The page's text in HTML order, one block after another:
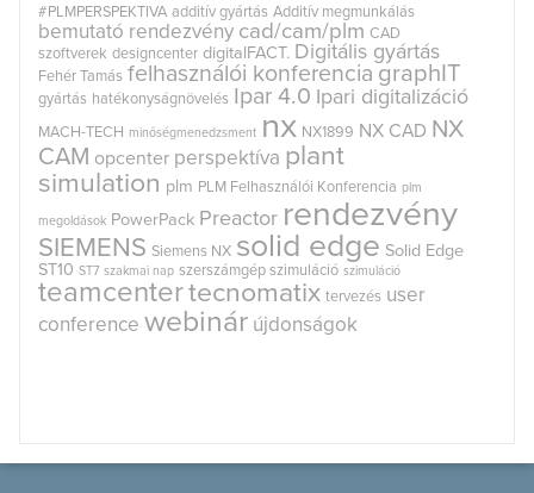
#PLMPERSPEKTIVA additív gyártás Additív megmunkálás
bemutató rendezvény cad/cam/plm CAD
szoftverek designcenter digitalFACT. Digitális gyártás
Fehér Tamás felhasználói konferencia graphIT
gyártás hatékonyságnövelés Ipar 4.0 Ipari digitalizáció
MACH-TECH minőségmenedzsment nx NX1899 NX CAD NX
CAM opcenter perspektíva plant
simulation plm PLM Felhasználói Konferencia plm
megoldások PowerPack Preactor rendezvény
SIEMENS Siemens NX solid edge Solid Edge
ST10 ST7 szakmai nap szerszámgép szimuláció szimuláció
teamcentertecnomatix tervezés user
conference webinár újdonságok